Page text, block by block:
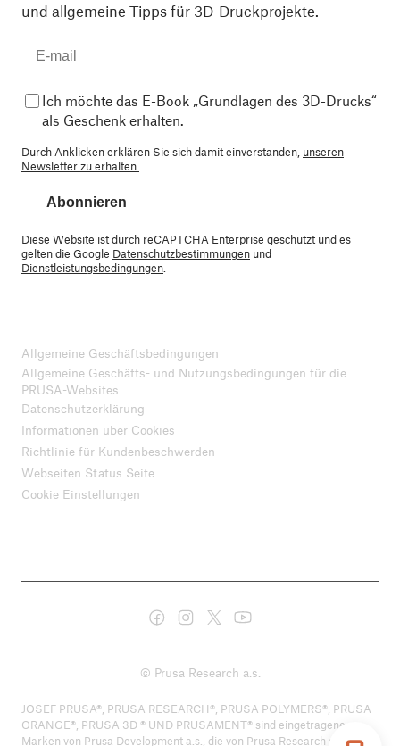
und allgemeine Tipps für 3D-Druckprojekte.
Ich möchte das E-Book „Grundlagen des 3D-Drucks“
als Geschenk erhalten.
Durch Anklicken erklären Sie sich damit einverstanden, unseren
Newsletter zu erhalten.
Abonnieren
Diese Website ist durch reCAPTCHA Enterprise geschützt und es
gelten die Google Datenschutzbestimmungen und
Dienstleistungsbedingungen
Allgemeine Geschäftsbedingungen
Allgemeine Geschäfts- und Nutzungsbedingungen für die
PRUSA-Websites
Datenschutzerklärung
Informationen über Cookies
Richtlinie für Kundenbeschwerden
Webseiten Status Seite
Cookie Einstellungen
© Prusa Research a.s.
JOSEF PRUSA®, PRUSA RESEARCH®, PRUSA POLYMERS®, PRUSA
ORANGE®, PRUSA 3D ® UND PRUSAMENT® sind eingetragene
Marken von Prusa Development a.s., die von Prusa Research a.s. unter